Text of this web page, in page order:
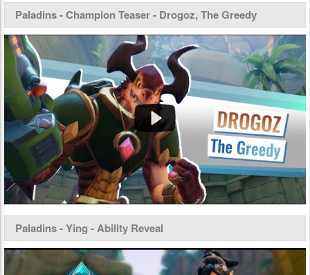
Paladins - Champion Teaser - Drogoz, The Greedy
Paladins - Ying - Ability Reveal